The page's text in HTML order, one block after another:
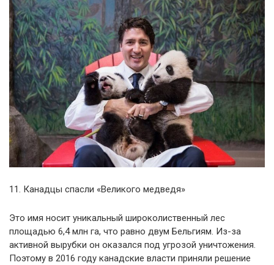
11. Канадцы спасли «Великого медведя»
Это имя носит уникальный широколиственный лес
площадью 6,4 млн га, что равно двум Бельгиям. Из-за
активной вырубки он оказался под угрозой уничтожения.
Поэтому в 2016 году канадские власти приняли решение